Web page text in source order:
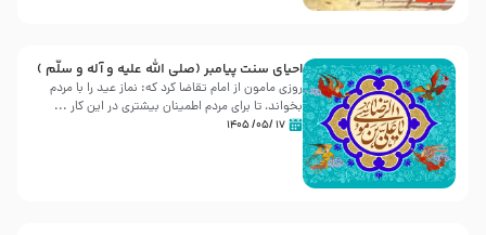
احیای سنت پیامبر (صلی الله علیه و آله و سلّم )
روزی مامون از امام تقاضا کرد که: نماز عید را با مردم
بخواند، تا برای مردم اطمینان بیشتری در این کار ...
۱۷ /۰۵/ ۱۴۰۵